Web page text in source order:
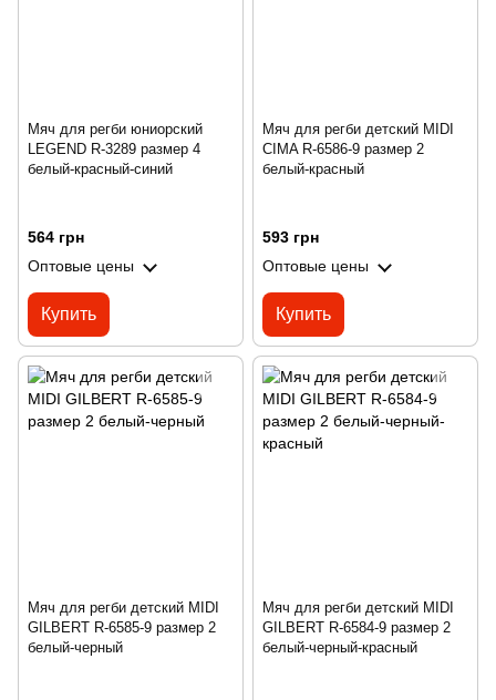
Мяч для регби юниорский
LEGEND R-3289 размер 4
белый-красный-синий
564 грн
Оптовые цены
Купить
Мяч для регби детский MIDI
CIMA R-6586-9 размер 2
белый-красный
593 грн
Оптовые цены
Купить
Мяч для регби детский MIDI
GILBERT R-6585-9 размер 2
белый-черный
Мяч для регби детский MIDI
GILBERT R-6584-9 размер 2
белый-черный-красный